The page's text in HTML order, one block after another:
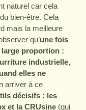
naturel car cela
bien-être. Cela
mais la meilleure
qu’une fois
large proportion :
industrielle,
elles ne
arriver à ce
décisifs : les
et la CRUsine (qui